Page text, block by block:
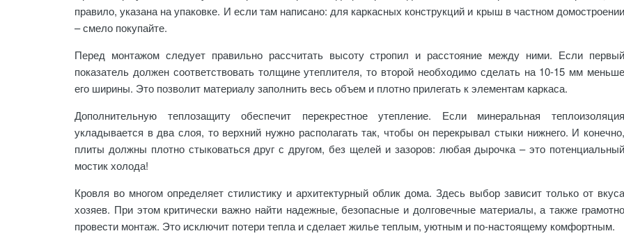
правило, указана на упаковке. И если там написано: для каркасных конструкций и крыш в частном домостроении
– смело покупайте.
Перед монтажом следует правильно рассчитать высоту стропил и расстояние между ними. Если первый
показатель должен соответствовать толщине утеплителя, то второй необходимо сделать на 10-15 мм меньше
его ширины. Это позволит материалу заполнить весь объем и плотно прилегать к элементам каркаса.
Дополнительную теплозащиту обеспечит перекрестное утепление. Если минеральная теплоизоляция
укладывается в два слоя, то верхний нужно располагать так, чтобы он перекрывал стыки нижнего. И конечно,
плиты должны плотно стыковаться друг с другом, без щелей и зазоров: любая дырочка – это потенциальный
мостик холода!
Кровля во многом определяет стилистику и архитектурный облик дома. Здесь выбор зависит только от вкуса
хозяев. При этом критически важно найти надежные, безопасные и долговечные материалы, а также грамотно
провести монтаж. Это исключит потери тепла и сделает жилье теплым, уютным и по-настоящему комфортным.